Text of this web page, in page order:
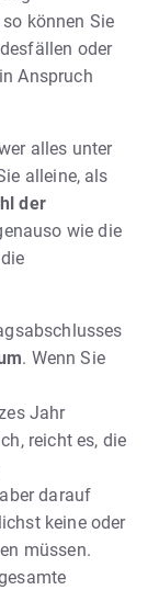
können Sie
oder
Anspruch
alles unter
alleine, als
der
wie die
. Wenn Sie
Jahr
reicht es, die
darauf
keine oder
müssen.